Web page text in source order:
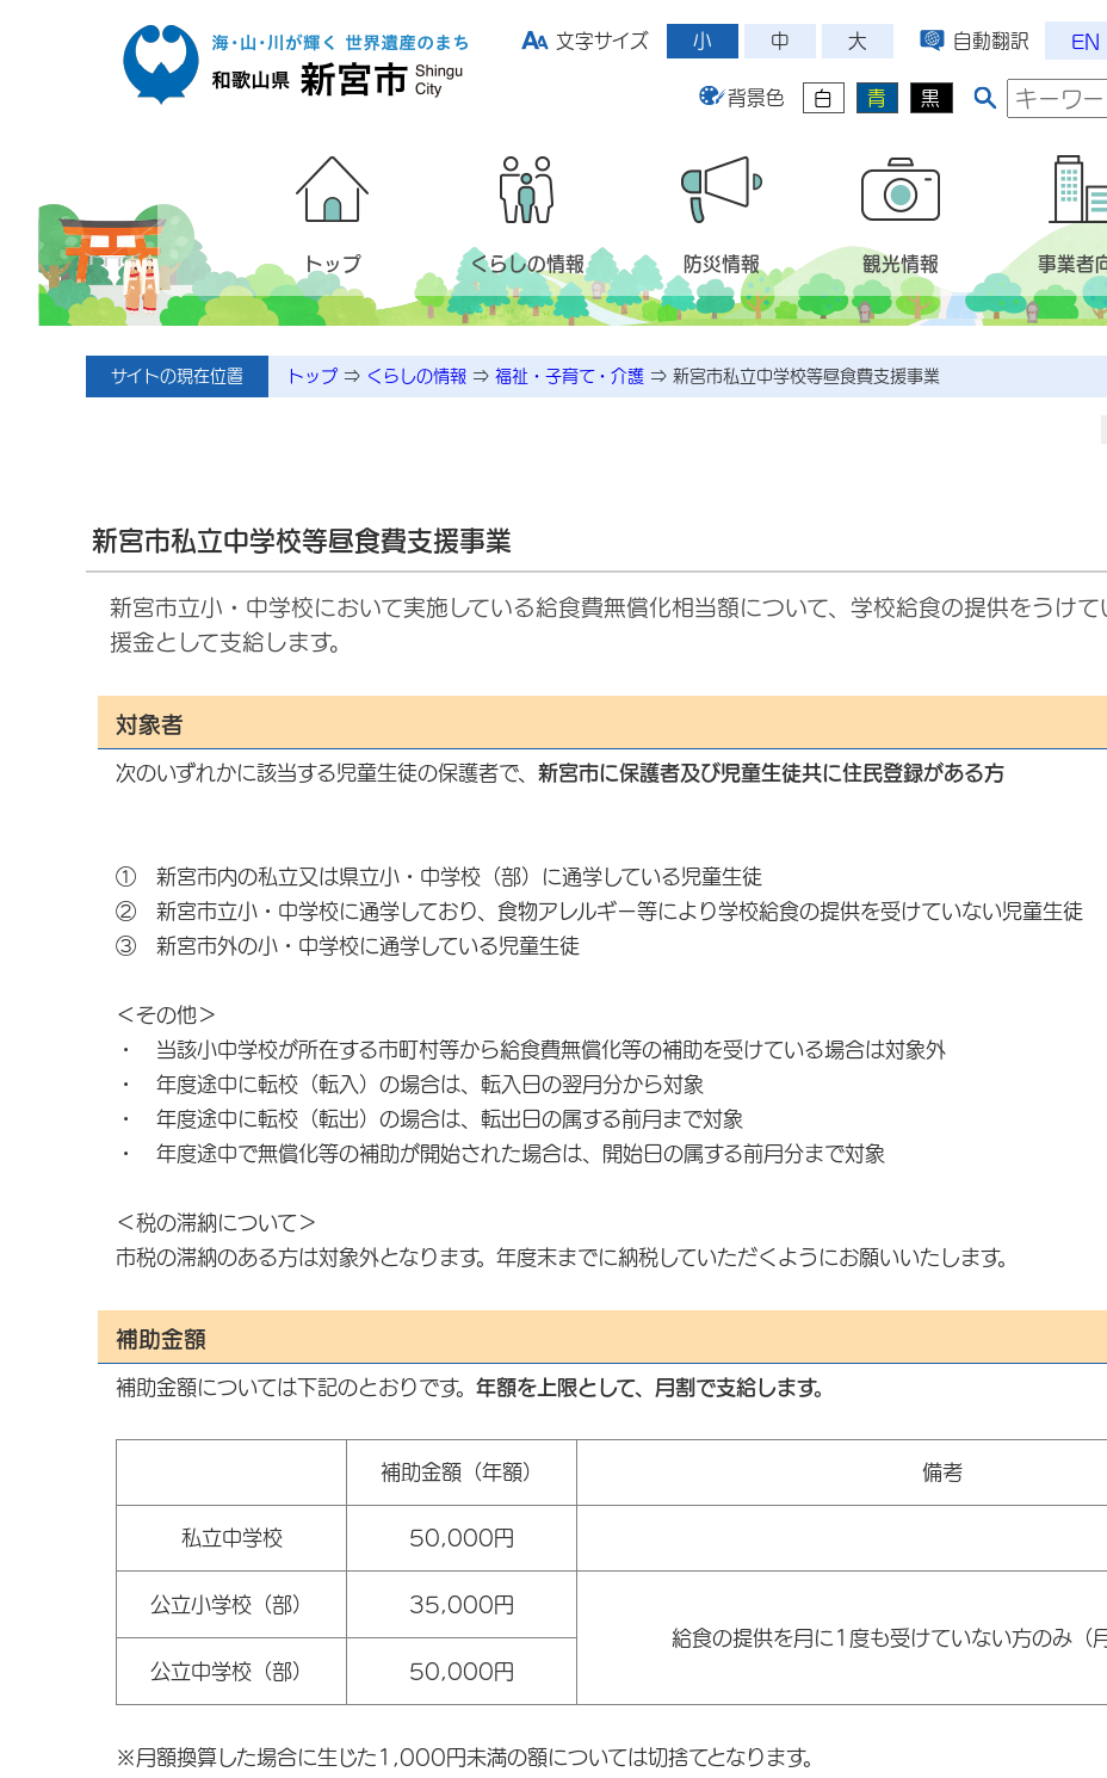
文字サイズ
小 中 大 自動翻訳 EN
背景色 白 青 黒
トップ くらしの情報 防災情報 観光情報 事業者
サイトの現在位置 トップ ⇒ くらしの情報 ⇒ 福祉・子育て・介護 ⇒ 新宮市私立中学校等昼食費支援事業
新宮市私立中学校等昼食費支援事業
新宮市立小・中学校において実施している給食費無償化相当額について、学校給食の提供をうけ
援金として支給します。
対象者
次のいずれかに該当する児童生徒の保護者で、 新宮市に保護者及び児童生徒共に住民登録がある方
① 新宮市内の私立又は県立小・中学校（部）に通学している児童生徒
② 新宮市立小・中学校に通学しており、食物アレルギー等により学校給食の提供を受けていない児童生徒
③ 新宮市外の小・中学校に通学している児童生徒
＜その他＞
・ 当該小中学校が所在する市町村等から給食費無償化等の補助を受けている場合は対象外
・ 年度途中に転校（転入）の場合は、転入日の翌月分から対象
・ 年度途中に転校（転出）の場合は、転出日の属する前月まで対象
・ 年度途中で無償化等の補助が開始された場合は、開始日の属する前月分まで対象
＜税の滞納について＞
市税の滞納のある方は対象外となります。年度末までに納税していただくようにお願いいたします。
補助金額
補助金額については下記のとおりです。 年額を上限として、月割で支給します。
補助金額（年額） 備考
私立中学校 50,000円
公立小学校（部）
35,000円
給食の提供を月に1度も受けていない方のみ（
公立中学校（部）
50,000円
※月額換算した場合に生じた1,000円未満の額については切捨てとなります。